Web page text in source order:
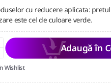
Adaugă în
Wishlist
cu reducere aplicata:
este cel de culoare verde.